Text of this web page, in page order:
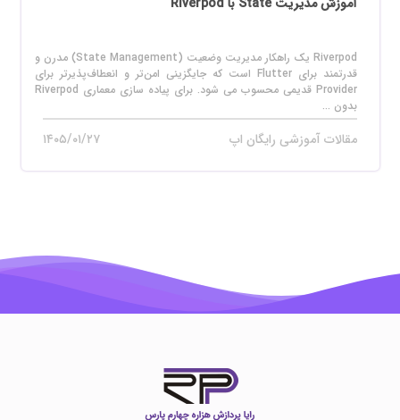
Riverpod یک راهکار مدیریت وضعیت (State Management) مدرن و
قدرتمند برای Flutter است که جایگزینی امن‌تر و انعطاف‌پذیرتر برای
Provider قدیمی محسوب می‌ شود. برای پیاده‌ سازی معماری Riverpod
بدون ...
مقالات آموزشی رایگان اپ ۱۴۰۵/۰۱/۲۷